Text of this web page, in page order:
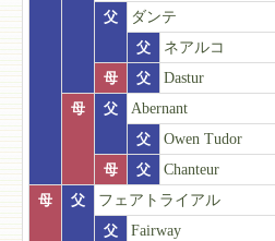
父
ダンテ
父
ネアルコ
母
父
Dastur
母
父
Abernant
父
Owen Tudor
母
父
Chanteur
母
父
フェアトライアル
父
Fairway